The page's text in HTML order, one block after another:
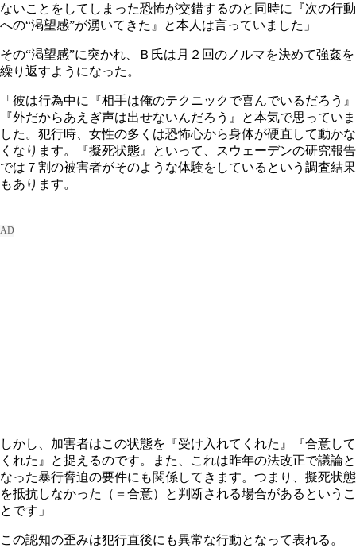
ないことをしてしまった恐怖が交錯するのと同時に『次の行動
への“渇望感”が湧いてきた』と本人は言っていました」
その“渇望感”に突かれ、Ｂ氏は月２回のノルマを決めて強姦を
繰り返すようになった。
「彼は行為中に『相手は俺のテクニックで喜んでいるだろう』
『外だからあえぎ声は出せないんだろう』と本気で思っていま
した。犯行時、女性の多くは恐怖心から身体が硬直して動かな
くなります。『擬死状態』といって、スウェーデンの研究報告
では７割の被害者がそのような体験をしているという調査結果
もあります。
しかし、加害者はこの状態を『受け入れてくれた』『合意して
くれた』と捉えるのです。また、これは昨年の法改正で議論と
なった暴行脅迫の要件にも関係してきます。つまり、擬死状態
を抵抗しなかった（＝合意）と判断される場合があるというこ
とです」
この認知の歪みは犯行直後にも異常な行動となって表れる。